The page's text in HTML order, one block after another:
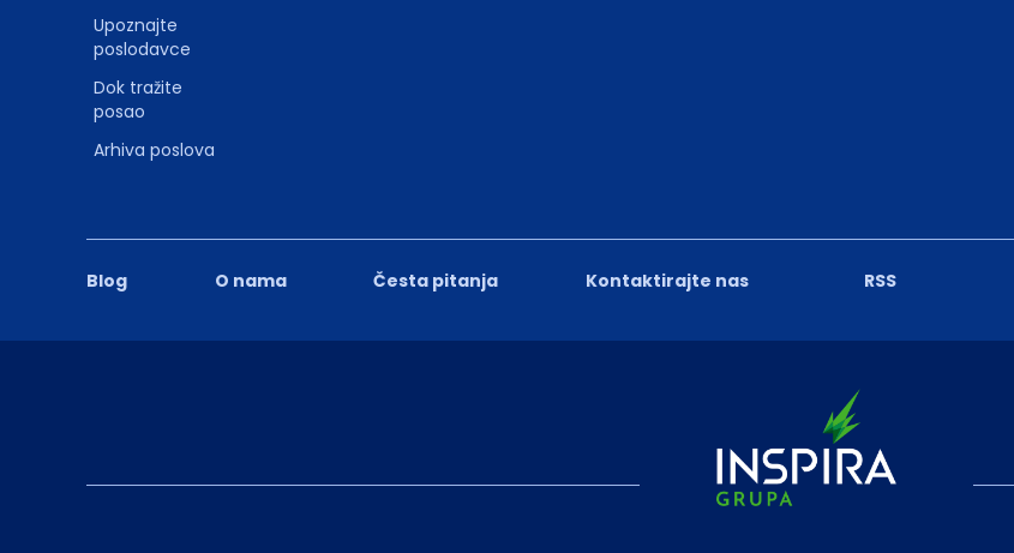
Blog O nama Česta pitanja Kontaktirajte nas RSS
Upoznajte
poslodavce
Dok tražite
posao
Arhiva poslova